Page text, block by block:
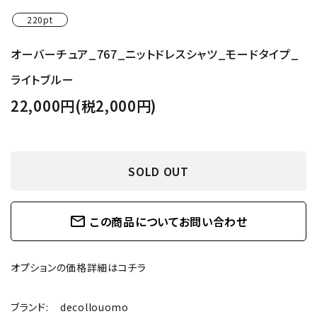
220pt
オーバーチュア_767_ニットドレスシャツ_モードタイプ_
ライトブルー
22,000円(税2,000円)
SOLD OUT
mail_outline この商品についてお問い合わせ
オプションの価格詳細はコチラ
ブランド: decollouomo